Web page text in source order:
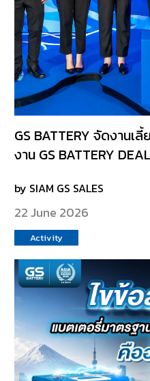
GS BATTERY จัดงาน
งาน GS BATTERY
by SIAM GS SALES
22 June 2026
Activity